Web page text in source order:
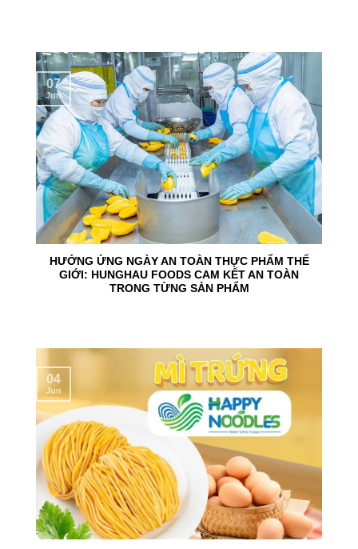
HƯỞNG ỨNG NGÀY AN TOÀN THỰC PHẨM THẾ
GIỚI: HUNGHAU FOODS CAM KẾT AN TOÀN
TRONG TỪNG SẢN PHẨM
07
Jun
04
Jun